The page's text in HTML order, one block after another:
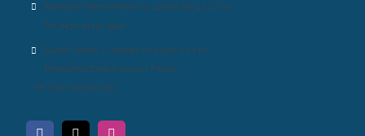
Atención Oficina Martes y Jueves de 9 a 17 hs.
Tel 4431-4121/3540.
Lunes/ Mierc / Viernes de 10.30 a 14 hs.
Presidente Emilce Arroyo Pastor:
Tel 0342 156310138.